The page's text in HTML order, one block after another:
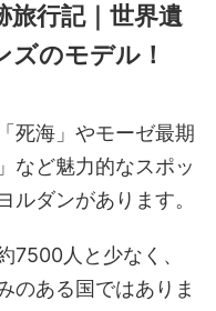
旅行記｜世界遺
のモデル！
死海」やモーゼ最期
など魅力的なスポッ
ルダンがあります。
7500人と少なく、
のある国ではありま